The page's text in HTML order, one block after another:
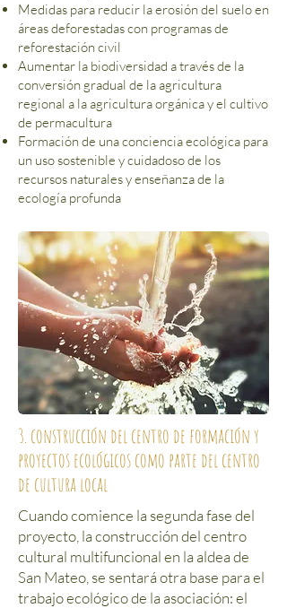
Medidas para reducir la erosión del suelo en
áreas deforestadas con programas de
reforestación civil
Aumentar la biodiversidad a través de la
conversión gradual de la agricultura
regional a la agricultura orgánica y el cultivo
de permacultura
Formación de una conciencia ecológica para
un uso sostenible y cuidadoso de los
recursos naturales y enseñanza de la
ecología profunda
3. construcción del centro de formación y
proyectos ecológicos como parte del centro
de cultura local
Cuando comience la segunda fase del
proyecto, la construcción del centro
cultural multifuncional en la aldea de
San Mateo, se sentará otra base para el
trabajo ecológico de la asociación: el